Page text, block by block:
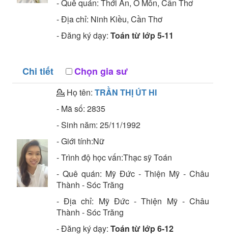
- Quê quán: Thới An, Ô Môn, Cần Thơ
- Địa chỉ: Ninh Kiều, Cần Thơ
- Đăng ký dạy: Toán từ lớp 5-11
Chi tiết Chọn gia sư
💁 Họ tên: TRẦN THỊ ÚT HI
- Mã số: 2835
- Sinh năm: 25/11/1992
- Giới tính:Nữ
- Trình độ học vấn:Thạc sỹToán
- Quê quán: Mỹ Đức - Thiện Mỹ - Châu
Thành - Sóc Trăng
- Địa chỉ: Mỹ Đức - Thiện Mỹ - Châu
Thành - Sóc Trăng
- Đăng ký dạy: Toán từ lớp 6-12